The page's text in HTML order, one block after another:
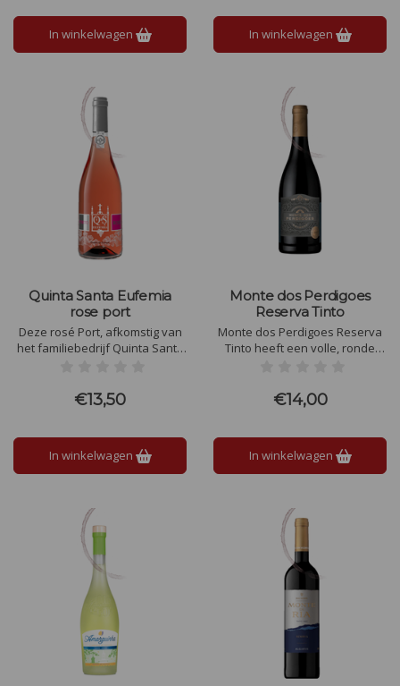
In winkelwagen In winkelwagen
Quinta Santa Eufemia
rose port
Deze rosé Port, afkomstig van
het familiebedrijf Quinta Santa
frambozen. Deze Port is lekker
zoet, fris, vrij vol en sappig van
€13,50
In winkelwagen
Monte dos Perdigoes
Reserva Tinto
Monte dos Perdigoes Reserva
Tinto heeft een volle, ronde
tonen van kruiden, cacao en
subtiele vanille, ondersteund
€14,00
In winkelwagen